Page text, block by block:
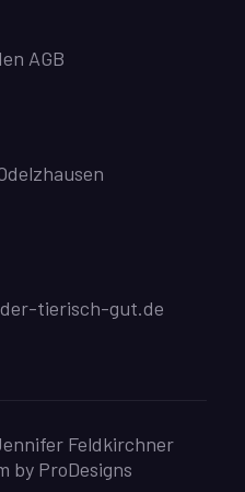
AGB
tierisch-gut.de
Feldkirchner
by ProDesigns